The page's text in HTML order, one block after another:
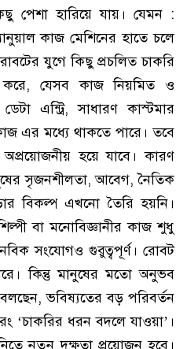
পেশা হারিয়ে যায়। যেমন :
কাজ মেশিনের হাতে চলে
যুগে কিছু প্রচলিত চাকরি
করে, যেসব কাজ নিয়মিত ও
এন্ট্রি, সাধারণ কাস্টমার
এর মধ্যে থাকতে পারে। তবে
হয়ে যাবে। কারণ
সৃজনশীলতা, আবেগ, নৈতিক
বিকল্প এখনো তৈরি হয়নি।
বা মনোবিজ্ঞানীর কাজ শুধু
সংযোগও গুরুত্বপূর্ণ। রোবট
কিন্তু মানুষের মতো অনুভব
ভবিষ্যতের বড় পরিবর্তন
‘চাকরির ধরন বদলে যাওয়া’।
নতুন দক্ষতা প্রয়োজন হবে।